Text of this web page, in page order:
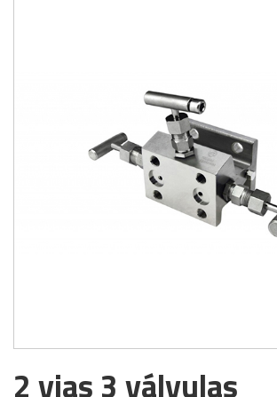
2 vias 3 válvulas